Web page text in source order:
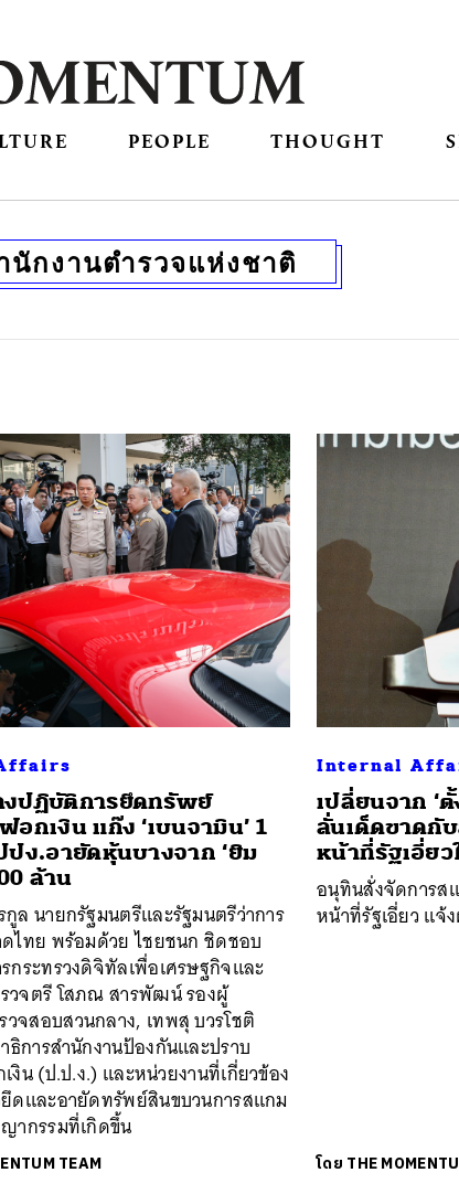
PEOPLE THOUGHT
นักงานตำรวจแห่งชาติ
ปฏิบัติการยึดทรัพย์
กเงิน แก๊ง ‘เบนจามิน’ 1
ง.อายัดหุ้นบางจาก ‘ยิม
ล้าน
ล นายกรัฐมนตรีและรัฐมนตรีว่าการ
ไทย พร้อมด้วย ไชยชนก ชิดชอบ
กระทรวงดิจิทัลเพื่อเศรษฐกิจและ
วจตรี โสภณ สารพัฒน์ รองผู้
จสอบสวนกลาง, เทพสุ บวรโชติ
ธิการสำนักงานป้องกันและปราบ
งิน (ป.ป.ง.) และหน่วยงานที่เกี่ยวข้อง
ดและอายัดทรัพย์สินขบวนการสแกม
ากรรมที่เกิดขึ้น
TEAM
Internal
เปลี่ยนจาก ‘ตั้
ลั่นเด็ดขาดกั
หน้าที่รัฐเอี่ย
อนุทินสั่งจัดการส
หน้าที่รัฐเอี่ยว แ
โดย THE